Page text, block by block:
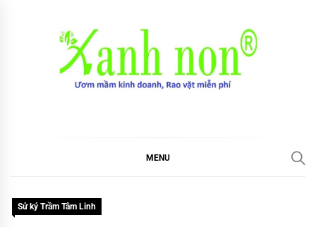
MENU
Sử ký Trầm Tâm Linh